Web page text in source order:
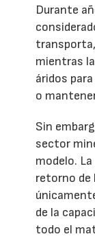
Durante
mientras
áridos
o
Sin
sector
modelo.
retorno de
de la
todo el